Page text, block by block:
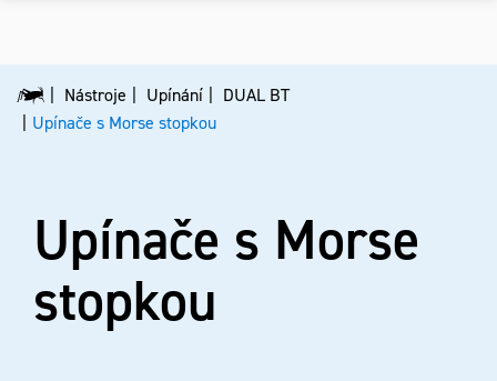
Nástroje Upínání
DUAL BT
Upínače s Morse stopkou
Upínače s Morse
stopkou